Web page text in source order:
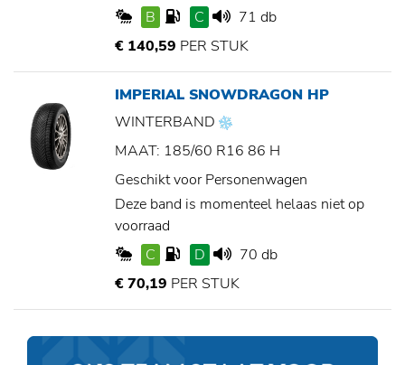
B
C
71 db
€ 140,59 PER STUK
IMPERIAL SNOWDRAGON HP
WINTERBAND
MAAT: 185/60 R16 86 H
Geschikt voor Personenwagen
Deze band is momenteel helaas niet op
voorraad
C
D
70 db
€ 70,19 PER STUK